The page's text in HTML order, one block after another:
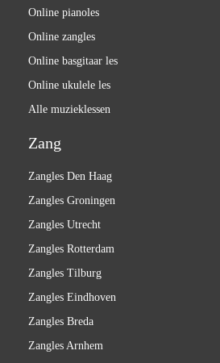
Online pianoles
Online zangles
Online basgitaar les
Online ukulele les
Alle muzieklessen
Zang
Zangles Den Haag
Zangles Groningen
Zangles Utrecht
Zangles Rotterdam
Zangles Tilburg
Zangles Eindhoven
Zangles Breda
Zangles Arnhem